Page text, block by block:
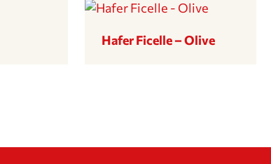
Hafer Ficelle – Olive